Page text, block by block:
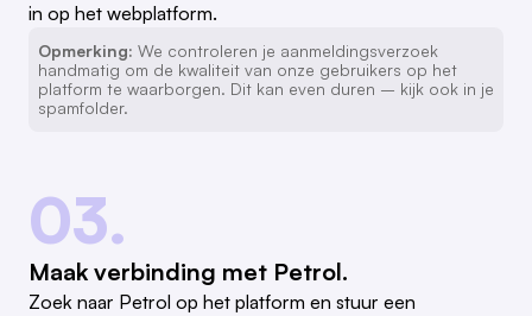
in op het webplatform.
Opmerking: We controleren je aanmeldingsverzoek
handmatig om de kwaliteit van onze gebruikers op het
platform te waarborgen. Dit kan even duren – kijk ook in je
spamfolder.
03.
Maak verbinding met Petrol.
Zoek naar Petrol op het platform en stuur een